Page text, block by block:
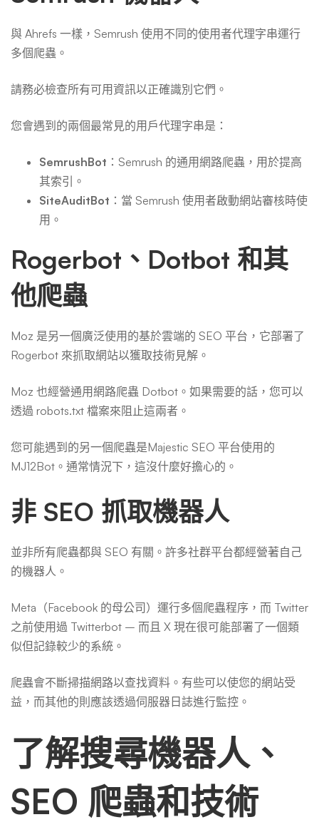
與 Ahrefs 一樣，Semrush 使用不同的使用者代理字串運行
多個爬蟲。
請務必檢查所有可用資訊以正確識別它們。
您會遇到的兩個最常見的用戶代理字串是：
SemrushBot ：Semrush 的通用網路爬蟲，用於提高
其索引。
SiteAuditBot ：當 Semrush 使用者啟動網站審核時使
用。
Rogerbot、Dotbot 和其
他爬蟲
Moz 是另一個廣泛使用的基於雲端的 SEO 平台，它部署了
Rogerbot 來抓取網站以獲取技術見解。
Moz 也經營通用網路爬蟲 Dotbot。如果需要的話，您可以
透過 robots.txt 檔案來阻止這兩者。
您可能遇到的另一個爬蟲是Majestic SEO 平台使用的
MJ12Bot。通常情況下，這沒什麼好擔心的。
非 SEO 抓取機器人
並非所有爬蟲都與 SEO 有關。許多社群平台都經營著自己
的機器人。
Meta（Facebook 的母公司）運行多個爬蟲程序，而 Twitter
之前使用過 Twitterbot – 而且 X 現在很可能部署了一個類
似但記錄較少的系統。
爬蟲會不斷掃描網路以查找資料。有些可以使您的網站受
益，而其他的則應該透過伺服器日誌進行監控。
了解搜尋機器人、
SEO 爬蟲和技術